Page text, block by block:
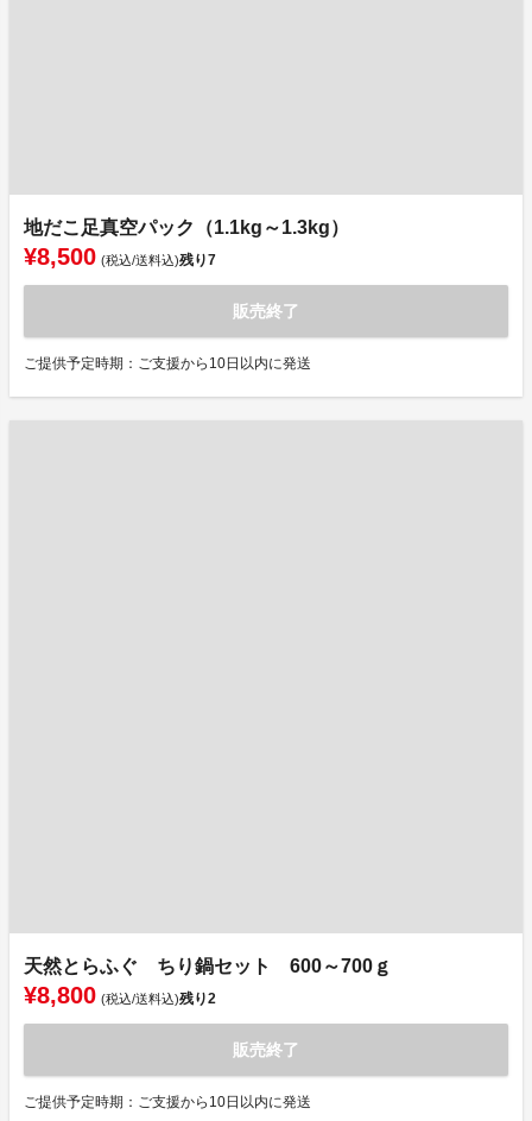
地だこ足真空パック（1.1kg～1.3kg）
¥8,500 (税込/送料込)残り7
販売終了
ご提供予定時期：ご支援から10日以内に発送
天然とらふぐ ちり鍋セット 600～700ｇ
¥8,800 (税込/送料込)残り2
販売終了
ご提供予定時期：ご支援から10日以内に発送